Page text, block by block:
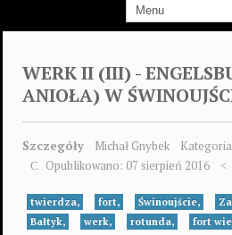
WERK II (III) -
ANIOŁA) W
Szczegóły Michał Gnybek
Opublikowano: 07 sierpień 2016
twierdza, fort, Świnoujście,
Bałtyk,
werk, rotunda, fort